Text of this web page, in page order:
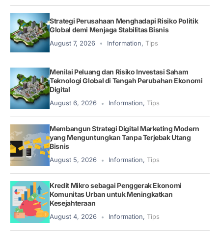
Strategi Perusahaan Menghadapi Risiko Politik
Global demi Menjaga Stabilitas Bisnis
August 7, 2026 Information, Tips
Menilai Peluang dan Risiko Investasi Saham
Teknologi Global di Tengah Perubahan Ekonomi
Digital
August 6, 2026 Information, Tips
Membangun Strategi Digital Marketing Modern
yang Menguntungkan Tanpa Terjebak Utang
Bisnis
August 5, 2026 Information, Tips
Kredit Mikro sebagai Penggerak Ekonomi
Komunitas Urban untuk Meningkatkan
Kesejahteraan
August 4, 2026 Information, Tips